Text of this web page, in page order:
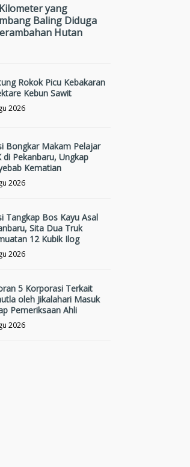
yang
Baling Diduga
Hutan
Rokok Picu Kebakaran
Kebun Sawit
2026
Bongkar Makam Pelajar
di Pekanbaru, Ungkap
Kematian
2026
Tangkap Bos Kayu Asal
Sita Dua Truk
12 Kubik Ilog
2026
5 Korporasi Terkait
oleh Jikalahari Masuk
Pemeriksaan Ahli
2026